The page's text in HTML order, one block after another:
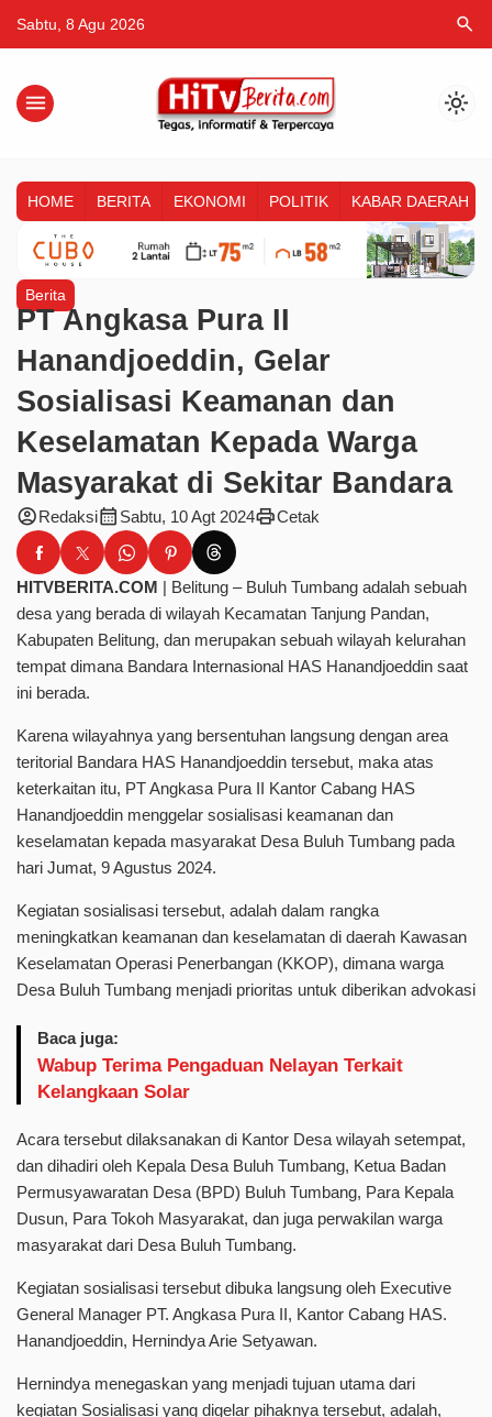
Sabtu, 8 Agu 2026 search
menu light_mode
HOME BERITA EKONOMI POLITIK KABAR DAERAH
Berita
PT Angkasa Pura II
Hanandjoeddin, Gelar
Sosialisasi Keamanan dan
Keselamatan Kepada Warga
Masyarakat di Sekitar Bandara
account_circleRedaksicalendar_month Sabtu, 10 Agt 2024printCetak
HITVBERITA.COM | Belitung – Buluh Tumbang adalah sebuah
desa yang berada di wilayah Kecamatan Tanjung Pandan,
Kabupaten Belitung, dan merupakan sebuah wilayah kelurahan
tempat dimana Bandara Internasional HAS Hanandjoeddin saat
ini berada.
Karena wilayahnya yang bersentuhan langsung dengan area
teritorial Bandara HAS Hanandjoeddin tersebut, maka atas
keterkaitan itu, PT Angkasa Pura II Kantor Cabang HAS
Hanandjoeddin menggelar sosialisasi keamanan dan
keselamatan kepada masyarakat Desa Buluh Tumbang pada
hari Jumat, 9 Agustus 2024.
Kegiatan sosialisasi tersebut, adalah dalam rangka
meningkatkan keamanan dan keselamatan di daerah Kawasan
Keselamatan Operasi Penerbangan (KKOP), dimana warga
Desa Buluh Tumbang menjadi prioritas untuk diberikan advokasi
Baca juga:
Wabup Terima Pengaduan Nelayan Terkait
Kelangkaan Solar
Acara tersebut dilaksanakan di Kantor Desa wilayah setempat,
dan dihadiri oleh Kepala Desa Buluh Tumbang, Ketua Badan
Permusyawaratan Desa (BPD) Buluh Tumbang, Para Kepala
Dusun, Para Tokoh Masyarakat, dan juga perwakilan warga
masyarakat dari Desa Buluh Tumbang.
Kegiatan sosialisasi tersebut dibuka langsung oleh Executive
General Manager PT. Angkasa Pura II, Kantor Cabang HAS.
Hanandjoeddin, Hernindya Arie Setyawan.
Hernindya menegaskan yang menjadi tujuan utama dari
kegiatan Sosialisasi yang digelar pihaknya tersebut, adalah,